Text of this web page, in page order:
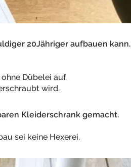
20Jähriger aufbauen kann.
Dübelei auf.
wird.
Kleiderschrank gemacht.
sei keine Hexerei.